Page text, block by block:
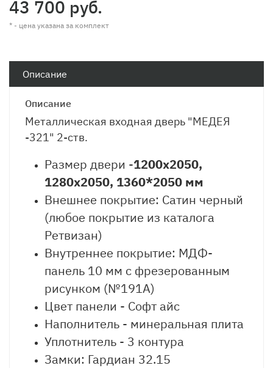
43 700 руб.
* - цена указана за комплект
Описание
Описание
Металлическая входная дверь "МЕДЕЯ
-321" 2-ств.
Размер двери -1200х2050,
1280х2050, 1360*2050 мм
Внешнее покрытие: Сатин черный
(любое покрытие из каталога
Ретвизан)
Внутреннее покрытие: МДФ-
панель 10 мм с фрезерованным
рисунком (№191А)
Цвет панели - Софт айс
Наполнитель - минеральная плита
Уплотнитель - 3 контура
Замки: Гардиан 32.15